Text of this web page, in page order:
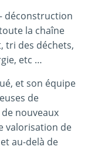
déconstruction
la chaîne
tri des déchets,
etc …
et son équipe
de
nouveaux
valorisation de
au-delà de